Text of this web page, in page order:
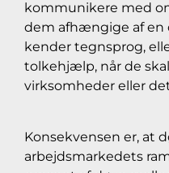
kommunikere med
dem afhængige af en
kender tegnsprog,
tolkehjælp, når de
virksomheder eller
Konsekvensen er, at
arbejdsmarkedets